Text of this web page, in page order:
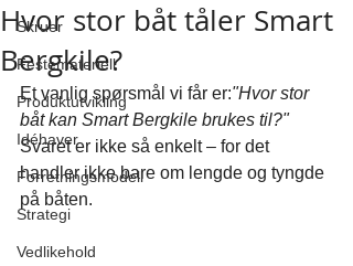
Skruer
Festemateriell
Produktutvikling
Idéhaver
Forretningsmodell
Strategi
Vedlikehold
Hvor stor båt tåler Smart
Bergkile?
Et vanlig spørsmål vi får er:"Hvor stor
båt kan Smart Bergkile brukes til?"
Svaret er ikke så enkelt – for det
handler ikke bare om lengde og tyngde
på båten.